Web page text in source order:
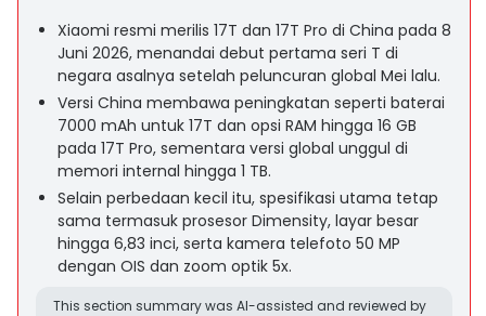
Xiaomi resmi merilis 17T dan 17T Pro di China pada 8
Juni 2026, menandai debut pertama seri T di
negara asalnya setelah peluncuran global Mei lalu.
Versi China membawa peningkatan seperti baterai
7000 mAh untuk 17T dan opsi RAM hingga 16 GB
pada 17T Pro, sementara versi global unggul di
memori internal hingga 1 TB.
Selain perbedaan kecil itu, spesifikasi utama tetap
sama termasuk prosesor Dimensity, layar besar
hingga 6,83 inci, serta kamera telefoto 50 MP
dengan OIS dan zoom optik 5x.
This section summary was AI-assisted and reviewed by